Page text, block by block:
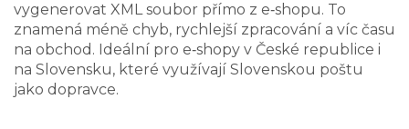
vygenerovat XML soubor přímo z e‑shopu. To
znamená méně chyb, rychlejší zpracování a víc času
na obchod. Ideální pro e‑shopy v České republice i
na Slovensku, které využívají Slovenskou poštu
jako dopravce.